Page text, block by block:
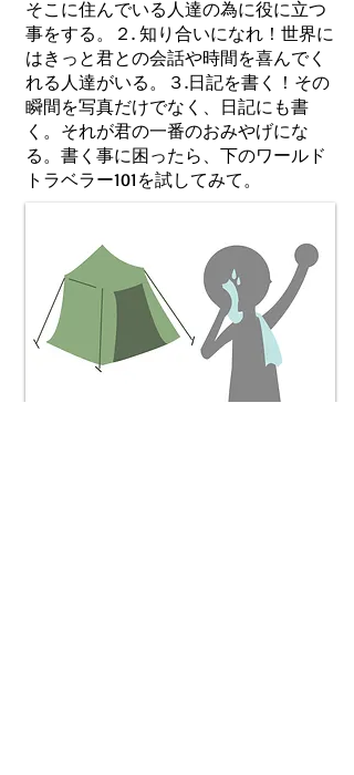
そこに住んでいる人達の為に役に立つ
事をする。２. 知り合いになれ！世界に
はきっと君との会話や時間を喜んでく
れる人達がいる。３.日記を書く！その
瞬間を写真だけでなく、日記にも書
く。それが君の一番のおみやげにな
る。書く事に困ったら、下のワールド
トラベラー101を試してみて。